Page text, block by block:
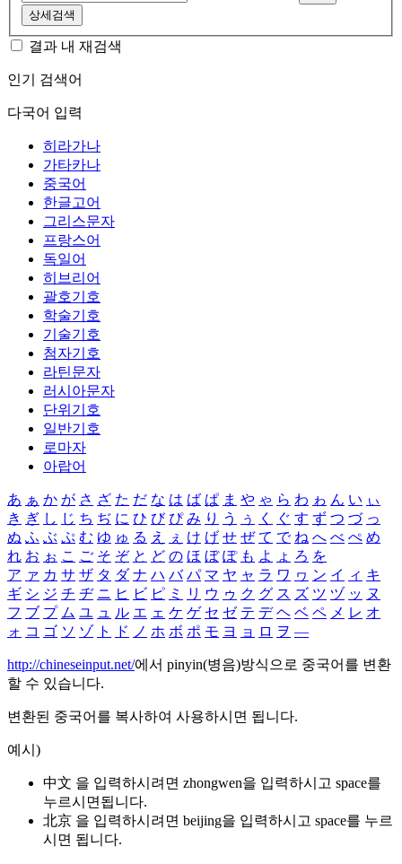
상세검색
결과 내 재검색
인기 검색어
다국어 입력
히라가나
가타카나
중국어
한글고어
그리스문자
프랑스어
독일어
히브리어
괄호기호
학술기호
기술기호
첨자기호
라틴문자
러시아문자
단위기호
일반기호
로마자
아랍어
あ ぁ か が さ ざ た だ な は ば ぱ ま や ゃ ら わ ゎ ん い ぃ
き ぎ し じ ち ぢ に ひ び ぴ み り う ぅ く ぐ す ず つ づ っ
ぬ ふ ぶ ぷ む ゆ ゅ る え ぇ け げ せ ぜ て で ね へ べ ぺ め
れ お ぉ こ ご そ ぞ と ど の ほ ぼ ぽ も よ ょ ろ を
ア ァ カ サ ザ タ ダ ナ ハ バ パ マ ヤ ャ ラ ワ ヮ ン イ ィ キ
ギ シ ジ チ ヂ ニ ヒ ビ ピ ミ リ ウ ゥ ク グ ス ズ ツ ヅ ッ ヌ
フ ブ プ ム ユ ュ ル エ ェ ケ ゲ セ ゼ テ デ ヘ ベ ペ メ レ オ
ォ コ ゴ ソ ゾ ト ド ノ ホ ボ ポ モ ヨ ョ ロ ヲ ―
http://chineseinput.net/에서 pinyin(병음)방식으로 중국어를 변환
할 수 있습니다.
변환된 중국어를 복사하여 사용하시면 됩니다.
예시)
中文 을 입력하시려면 zhongwen을 입력하시고 space를
누르시면됩니다.
北京 을 입력하시려면 beijing을 입력하시고 space를 누르
시면 됩니다.